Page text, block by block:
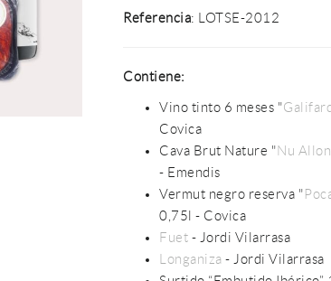
Referencia: LOTSE-2012
Contiene:
Vino tinto 6 meses "
Covica
Cava Brut Nature "Nu
- Emendis
Vermut negro reserva "
0,75l - Covica
Fuet - Jordi Vilarrasa
Longaniza- Jordi Vilarrasa